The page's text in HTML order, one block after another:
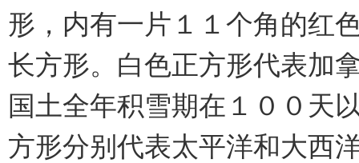
形，内有一片１１个角的红
长方形。白色正方形代表加
国土全年积雪期在１００天
方形分别代表太平洋和大西